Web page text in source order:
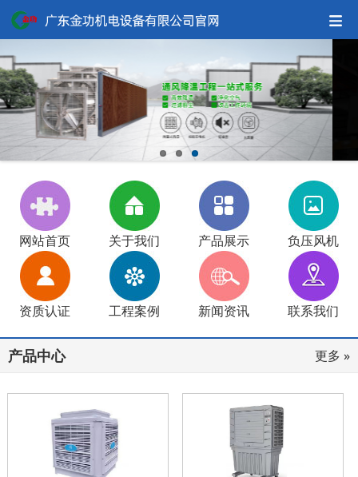
网站首页 关于我们 产品展示 负压风机
资质认证 工程案例 新闻资讯 联系我们
产品中心 更多 »